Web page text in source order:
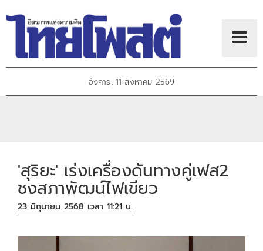
อังคาร, 11 สิงหาคม 2569
'สุริยะ' เร่งเครื่องดันทางคู่เฟส2
ชงสภาพัฒน์ไฟเขียว
23 มิถุนายน 2568 เวลา 11:21 น.